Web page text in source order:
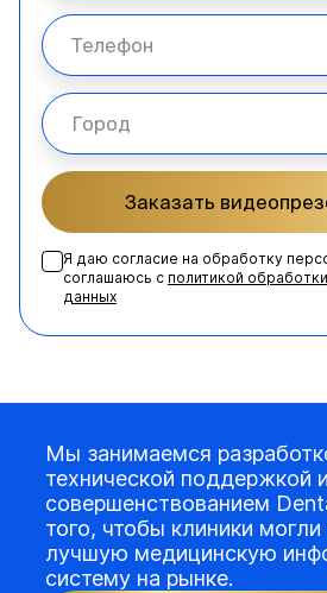
Заказать
Я даю согласие на обработку
соглашаюсь с политикой
данных
Мы занимаемся
технической поддержкой и
совершенствованием
того, чтобы клиники
лучшую медицинскую
систему на рынке.